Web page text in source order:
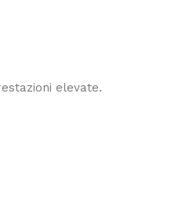
elevate.